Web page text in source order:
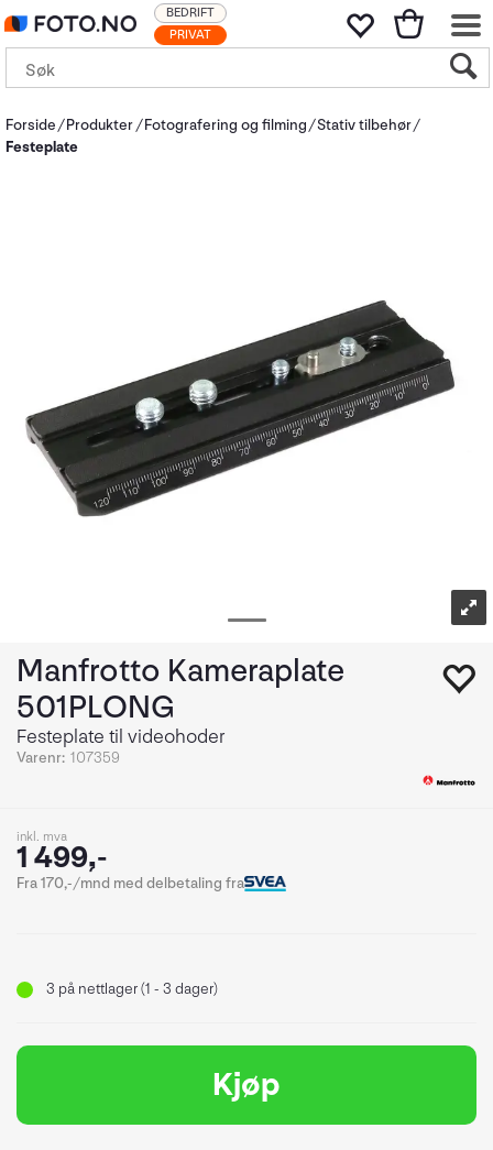
PRIVAT
BEDRIFT
Forside Produkter Fotografering og filming Stativ tilbehør
Festeplate
Manfrotto Kameraplate
501PLONG
Festeplate til videohoder
Varenr: 107359
inkl. mva
1 499,-
Fra 170,-/mnd med delbetaling fra
3 på nettlager (1 - 3 dager)
Kjøp